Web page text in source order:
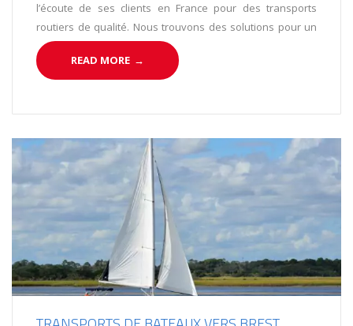
l’écoute de ses clients en France pour des transports
routiers de qualité. Nous trouvons des solutions pour un
déménagement de Nantes à Bordeaux.
READ MORE →